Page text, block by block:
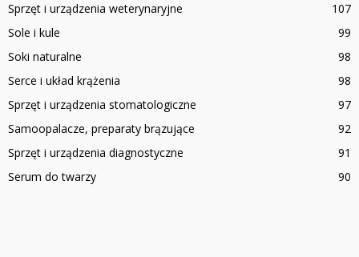
Sprzęt i urządzenia weterynaryjne
107
Sole i kule
99
Soki naturalne
98
Serce i układ krążenia
98
Sprzęt i urządzenia stomatologiczne
97
Samoopalacze, preparaty brązujące
92
Sprzęt i urządzenia diagnostyczne
91
Serum do twarzy
90